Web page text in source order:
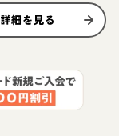
詳細を見る